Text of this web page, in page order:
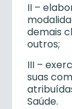
II –
demais
outros;
III –
suas
Saúde.